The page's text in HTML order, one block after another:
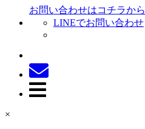
お問い合わせはコチラから
LINEでお問い合わせ
×